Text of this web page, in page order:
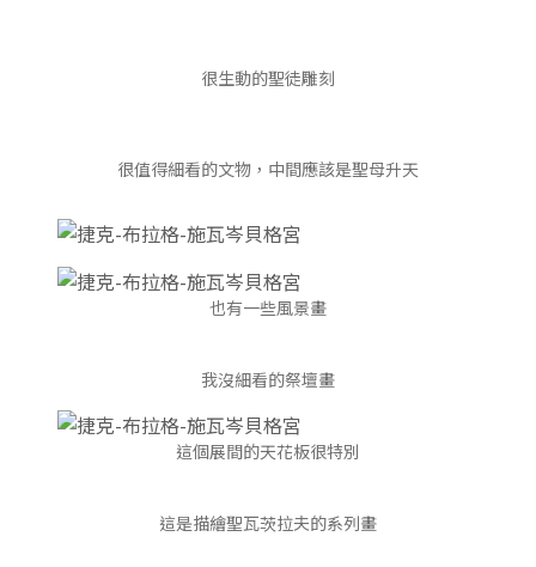
很生動的聖徒雕刻
很值得細看的文物，中間應該是聖母升天
也有一些風景畫
我沒細看的祭壇畫
這個展間的天花板很特別
這是描繪聖瓦茨拉夫的系列畫